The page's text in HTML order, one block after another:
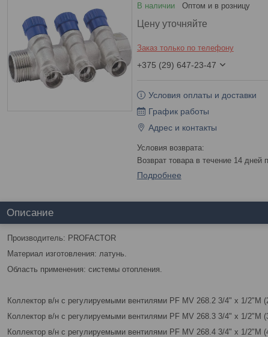
В наличии Оптом и в розницу
Цену уточняйте
Заказ только по телефону
+375 (29) 647-23-47
Условия оплаты и доставки
График работы
Адрес и контакты
возврат товара в течение 14 дней
Подробнее
Описание
Производитель: PROFACTOR
Материал изготовления: латунь.
Область применения: системы отопления.
Коллектор в/н с регулируемыми вентилями PF MV 268.2 3/4" х 1/2"М
Коллектор в/н с регулируемыми вентилями PF MV 268.3 3/4" х 1/2"М
Коллектор в/н с регулируемыми вентилями PF MV 268.4 3/4" х 1/2"М